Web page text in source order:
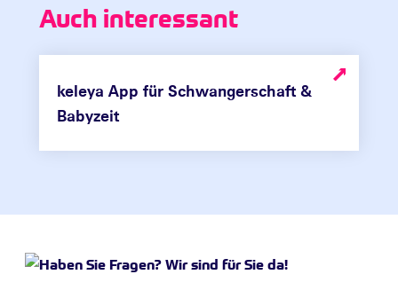
Auch interessant
keleya App für Schwangerschaft &
Babyzeit